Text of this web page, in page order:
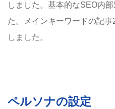
しました。基本的なSEO内
た。メインキーワードの記
しました。
ペルソナの設定